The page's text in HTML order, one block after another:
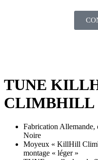
TUNE
CLIMBHILL
Fabrication Allemande,
Noire
Moyeux « KillHill
montage « léger »